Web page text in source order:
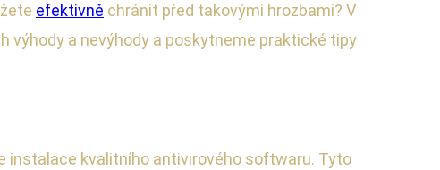
efektivně chránit před takovými hrozbami? V
výhody a nevýhody a poskytneme praktické tipy
instalace kvalitního antivirového softwaru. Tyto